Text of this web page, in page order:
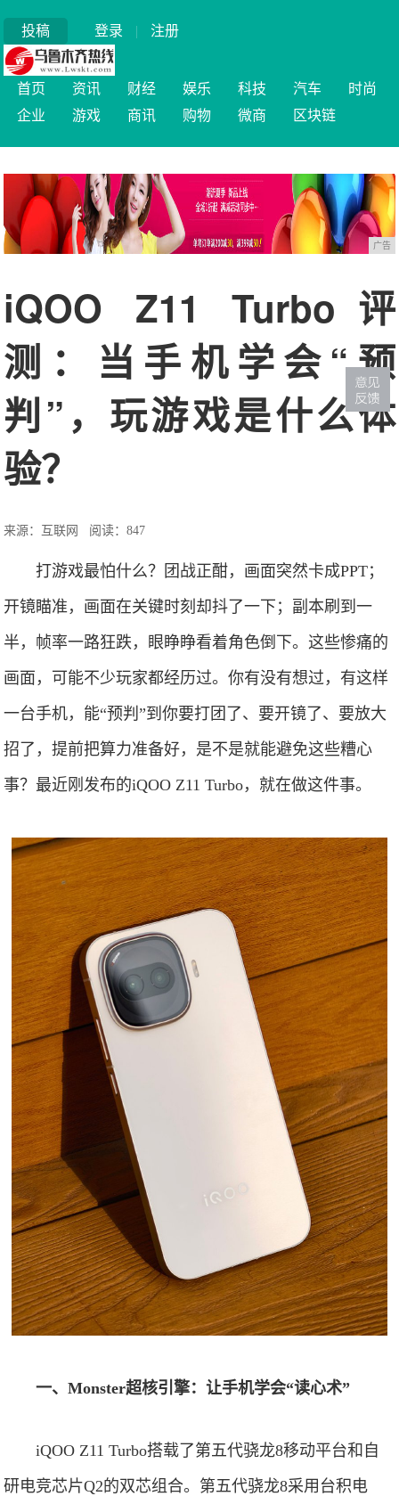
投稿 登录 | 注册
首页 资讯 财经 娱乐 科技 汽车
时尚
企业
游戏 商讯 购物 微商 区块链
广告
iQOO Z11 Turbo评
测：当手机学会“预
判”，玩游戏是什么体
验？
来源：互联网 阅读：847
打游戏最怕什么？团战正酣，画面突然卡成PPT；
开镜瞄准，画面在关键时刻却抖了一下；副本刷到一
半，帧率一路狂跌，眼睁睁看着角色倒下。这些惨痛的
画面，可能不少玩家都经历过。你有没有想过，有这样
一台手机，能“预判”到你要打团了、要开镜了、要放大
招了，提前把算力准备好，是不是就能避免这些糟心
事？最近刚发布的iQOO Z11 Turbo，就在做这件事。
一、Monster超核引擎：让手机学会“读心术”
iQOO Z11 Turbo搭载了第五代骁龙8移动平台和自
研电竞芯片Q2的双芯组合。第五代骁龙8采用台积电